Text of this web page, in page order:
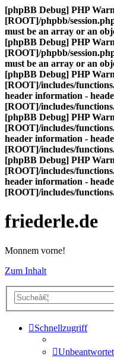
[phpBB Debug] PHP
[ROOT]/phpbb/
must be an array or an
[phpBB Debug] PHP
[ROOT]/phpbb/
must be an array or an
[phpBB Debug] PHP
[ROOT]/includes/
header information -
[ROOT]/includes/
[phpBB Debug] PHP
[ROOT]/includes/
header information -
[ROOT]/includes/
[phpBB Debug] PHP
[ROOT]/includes/
header information -
[ROOT]/includes/
friederle.de
Monnem vorne!
Zum Inhalt
Schnellzugriff